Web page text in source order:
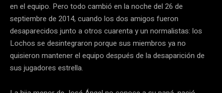
en el equipo. Pero todo cambió en la noche del 26 de
septiembre de 2014, cuando los dos amigos fueron
desaparecidos junto a otros cuarenta y un normalistas: los
Lochos se desintegraron porque sus miembros ya no
quisieron mantener el equipo después de la desaparición de
sus jugadores estrella.